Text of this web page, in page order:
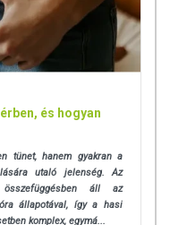
és hogyan
tünet, hanem gyakran a
utaló jelenség. Az
összefüggésben áll az
állapotával, így a hasi
komplex, egymá...